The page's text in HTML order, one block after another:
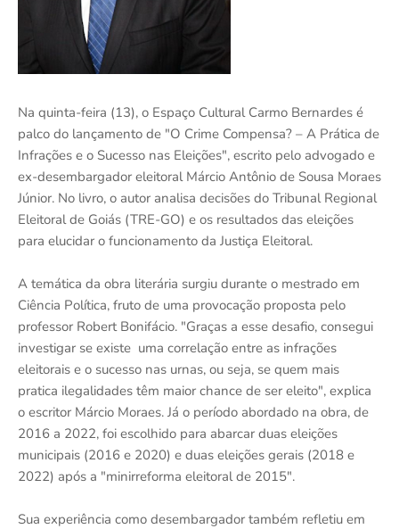
Na quinta-feira (13), o Espaço Cultural Carmo Bernardes é
palco do lançamento de "O Crime Compensa? – A Prática de
Infrações e o Sucesso nas Eleições", escrito pelo advogado e
ex-desembargador eleitoral Márcio Antônio de Sousa Moraes
Júnior. No livro, o autor analisa decisões do Tribunal Regional
Eleitoral de Goiás (TRE-GO) e os resultados das eleições
para elucidar o funcionamento da Justiça Eleitoral.
A temática da obra literária surgiu durante o mestrado em
Ciência Política, fruto de uma provocação proposta pelo
professor Robert Bonifácio. "Graças a esse desafio, consegui
investigar se existe uma correlação entre as infrações
eleitorais e o sucesso nas urnas, ou seja, se quem mais
pratica ilegalidades têm maior chance de ser eleito", explica
o escritor Márcio Moraes. Já o período abordado na obra, de
2016 a 2022, foi escolhido para abarcar duas eleições
municipais (2016 e 2020) e duas eleições gerais (2018 e
2022) após a "minirreforma eleitoral de 2015".
Sua experiência como desembargador também refletiu em